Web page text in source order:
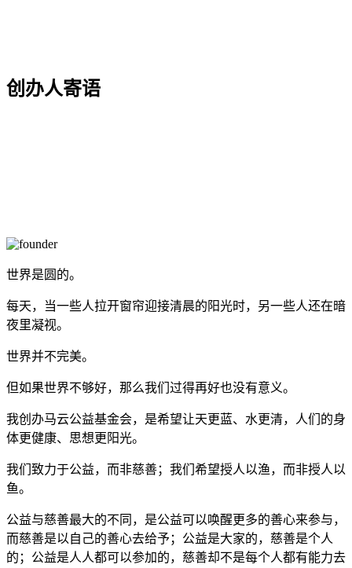
创办人寄语
世界是圆的。
每天，当一些人拉开窗帘迎接清晨的阳光时，另一些人还在暗
夜里凝视。
世界并不完美。
但如果世界不够好，那么我们过得再好也没有意义。
我创办马云公益基金会，是希望让天更蓝、水更清，人们的身
体更健康、思想更阳光。
我们致力于公益，而非慈善；我们希望授人以渔，而非授人以
鱼。
公益与慈善最大的不同，是公益可以唤醒更多的善心来参与，
而慈善是以自己的善心去给予；公益是大家的，慈善是个人
的；公益是人人都可以参加的，慈善却不是每个人都有能力去